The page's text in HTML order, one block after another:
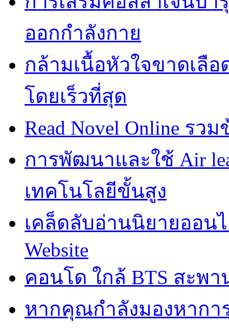
ออกกำลังกาย
กล้ามเนื้อหัวใจขาดเลื
โดยเร็วที่สุด
Read Novel Online ร
การพัฒนาและใช้ Air
เทคโนโลยีขั้นสูง
เคล็ดลับอ่านนิยายออน
Website
คอนโด ใกล้ BTS สะพ
หากคุณกำลังมองหากา